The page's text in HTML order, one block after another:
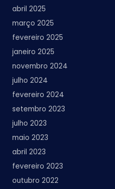
abril 2025
março 2025
fevereiro 2025
janeiro 2025
novembro 2024
julho 2024
fevereiro 2024
setembro 2023
julho 2023
maio 2023
abril 2023
fevereiro 2023
outubro 2022